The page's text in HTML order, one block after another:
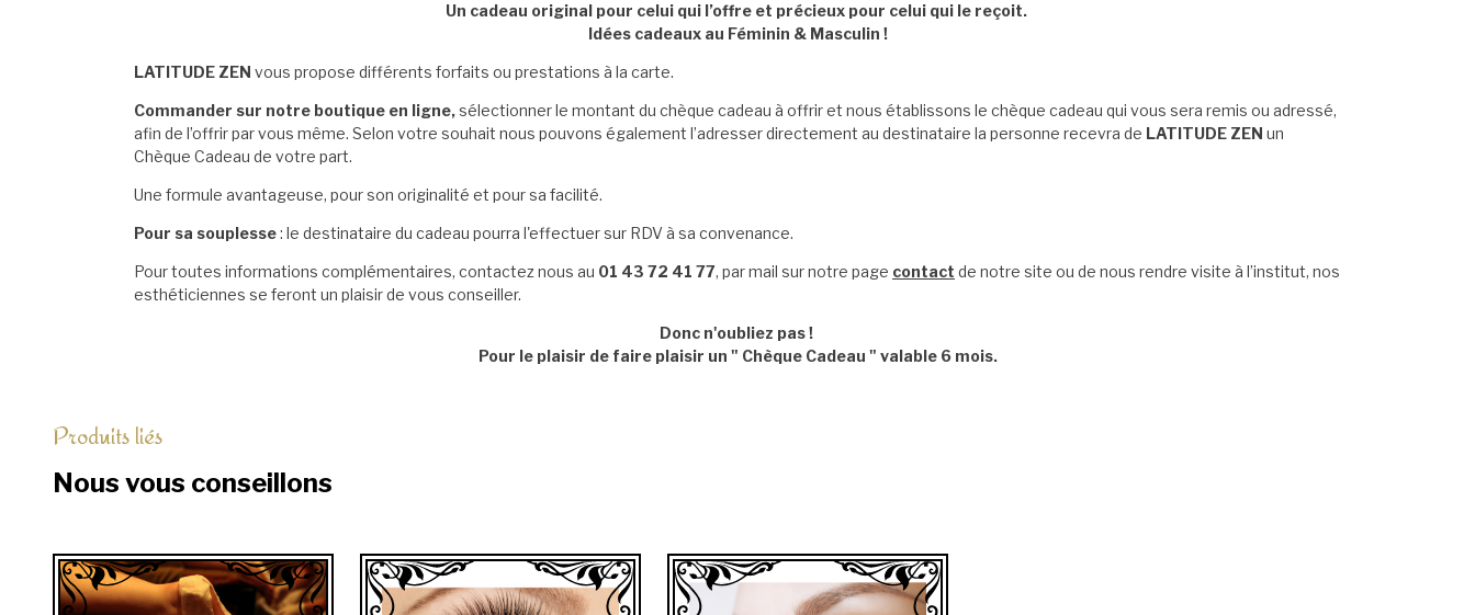
Un cadeau original pour celui qui l’offre et précieux pour celui qui le reçoit.
Idées cadeaux au Féminin & Masculin !
LATITUDE ZEN vous propose différents forfaits ou prestations à la carte.
Commander sur notre boutique en ligne,sélectionner le montant du chèque cadeau à offrir et nous établissons le chèque cadeau qui vous sera remis ou adressé,
afin de l’offrir par vous même. Selon votre souhait nous pouvons également l’adresser directement au destinataire la personne recevra de LATITUDE ZEN un
Chèque Cadeau de votre part.
Une formule avantageuse, pour son originalité et pour sa facilité.
Pour sa souplesse: le destinataire du cadeau pourra l'effectuer sur RDV à sa convenance.
Pour toutes informations complémentaires, contactez nous au 01 43 72 41 77, par mail sur notre page contact de notre site ou de nous rendre visite à l’institut, nos
esthéticiennes se feront un plaisir de vous conseiller.
Donc n'oubliez pas !
Pour le plaisir de faire plaisir un " Chèque Cadeau " valable 6 mois.
Produits liés
Nous vous conseillons